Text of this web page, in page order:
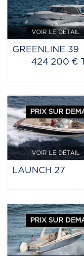
VOIR LE DÉTAIL
GREENLINE 39
424 200 €
VOIR LE DÉTAIL
PRIX SUR
LAUNCH 27
PRIX SUR